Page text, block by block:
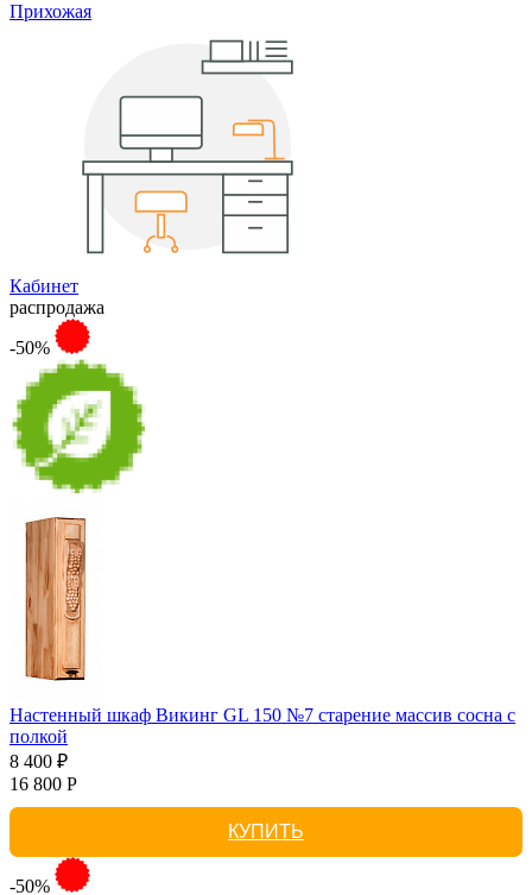
Прихожая
Кабинет
распродажа
-50%
Настенный шкаф Викинг GL 150 №7 старение массив сосна с
полкой
8 400 ₽
16 800 Р
КУПИТЬ
-50%